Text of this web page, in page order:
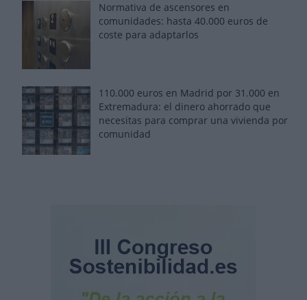
Normativa de ascensores en
comunidades: hasta 40.000 euros de
coste para adaptarlos
110.000 euros en Madrid por 31.000 en
Extremadura: el dinero ahorrado que
necesitas para comprar una vivienda por
comunidad